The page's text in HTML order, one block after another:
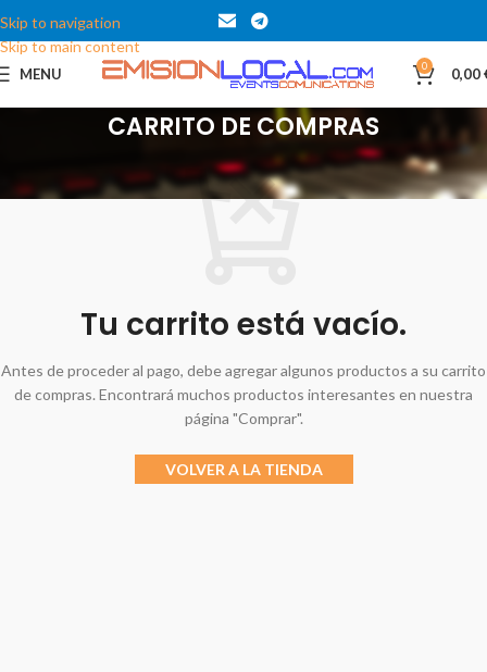
Skip to navigation
Skip to main content
MENU 0 0,00
CARRITO DE COMPRAS
Tu carrito está vacío.
Antes de proceder al pago, debe agregar algunos productos a su carrito
de compras. Encontrará muchos productos interesantes en nuestra
página "Comprar".
VOLVER A LA TIENDA